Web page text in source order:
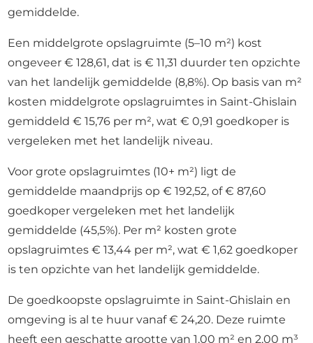
gemiddelde.
Een middelgrote opslagruimte (5–10 m²) kost
ongeveer € 128,61, dat is € 11,31 duurder ten opzichte
van het landelijk gemiddelde (8,8%). Op basis van m²
kosten middelgrote opslagruimtes in Saint-Ghislain
gemiddeld € 15,76 per m², wat € 0,91 goedkoper is
vergeleken met het landelijk niveau.
Voor grote opslagruimtes (10+ m²) ligt de
gemiddelde maandprijs op € 192,52, of € 87,60
goedkoper vergeleken met het landelijk
gemiddelde (45,5%). Per m² kosten grote
opslagruimtes € 13,44 per m², wat € 1,62 goedkoper
is ten opzichte van het landelijk gemiddelde.
De goedkoopste opslagruimte in Saint-Ghislain en
omgeving is al te huur vanaf € 24,20. Deze ruimte
heeft een geschatte grootte van 1,00 m² en 2,00 m³